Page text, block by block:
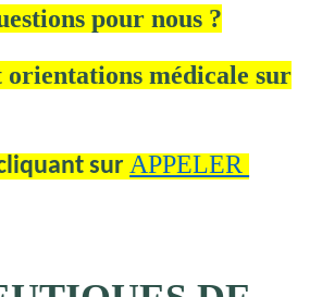
pour nous ?
orientations médicale sur
surAPPELER